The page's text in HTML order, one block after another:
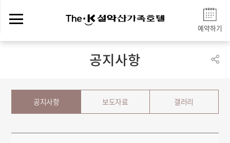
예약하기
공지사항
공지사항 보도자료 갤러리